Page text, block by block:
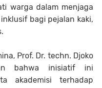
warga dalam menjaga
bagi pejalan kaki,
Prof. Dr. techn. Djoko
bahwa inisiatif ini
akademisi terhadap